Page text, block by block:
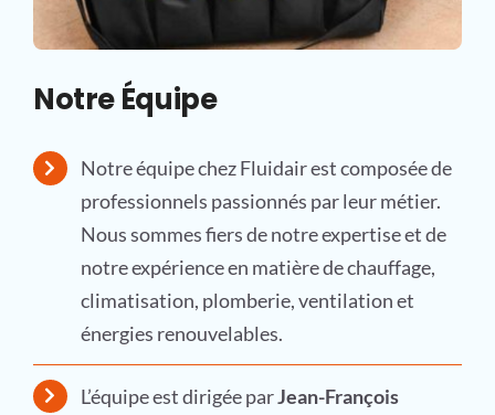
Notre Équipe
Notre équipe chez Fluidair est composée de
professionnels passionnés par leur métier.
Nous sommes fiers de notre expertise et de
notre expérience en matière de chauffage,
climatisation, plomberie, ventilation et
énergies renouvelables.
L’équipe est dirigée parJean-François